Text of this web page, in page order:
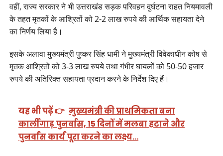
वहीं, राज्य सरकार ने भी उत्तराखंड सड़क परिवहन दुर्घटना राहत नियमावली
के तहत मृतकों के आश्रितों को 2-2 लाख रुपये की आर्थिक सहायता देने
का निर्णय लिया है।
इसके अलावा मुख्यमंत्री पुष्कर सिंह धामी ने मुख्यमंत्री विवेकाधीन कोष से
मृतक आश्रितों को 3-3 लाख रुपये तथा गंभीर घायलों को 50-50 हजार
रुपये की अतिरिक्त सहायता प्रदान करने के निर्देश दिए हैं।
यह भी पढ़ें 👉 मुख्यमंत्री की प्राथमिकता बना
कार्लीगाड़ पुनर्वास, 15 दिनों में मलबा हटाने और
पुनर्वास कार्य पूरा करने का लक्ष्य…